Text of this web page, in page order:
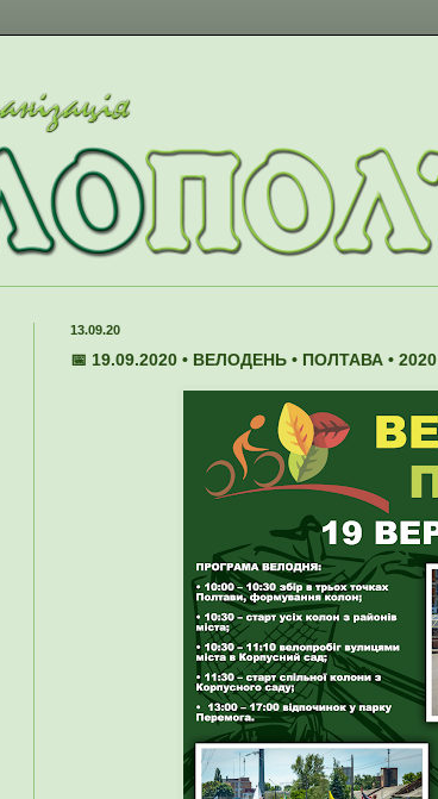
13.09.20
📅 19.09.2020 • ВЕЛОДЕНЬ • ПОЛТАВА • 2020